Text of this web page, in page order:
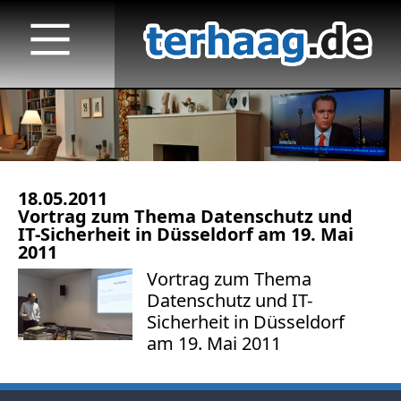
18.05.2011
Vortrag zum Thema Datenschutz und
IT-Sicherheit in Düsseldorf am 19. Mai
2011
Vortrag zum Thema
Datenschutz und IT-
Sicherheit in Düsseldorf
am 19. Mai 2011
Startseite
Veröffentlichungen
TV
Fernsehen 2023 bis heute